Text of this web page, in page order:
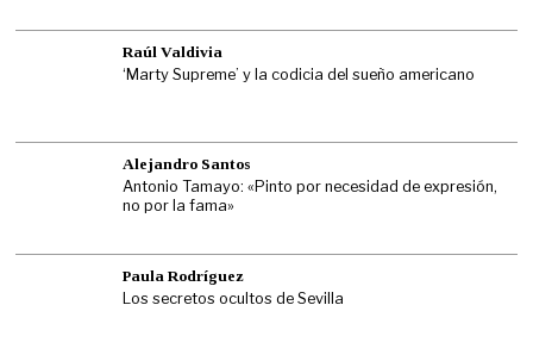
Raúl Valdivia
‘Marty Supreme’ y la codicia del sueño americano
Alejandro Santos
Antonio Tamayo: «Pinto por necesidad de expresión,
no por la fama»
Paula Rodríguez
Los secretos ocultos de Sevilla